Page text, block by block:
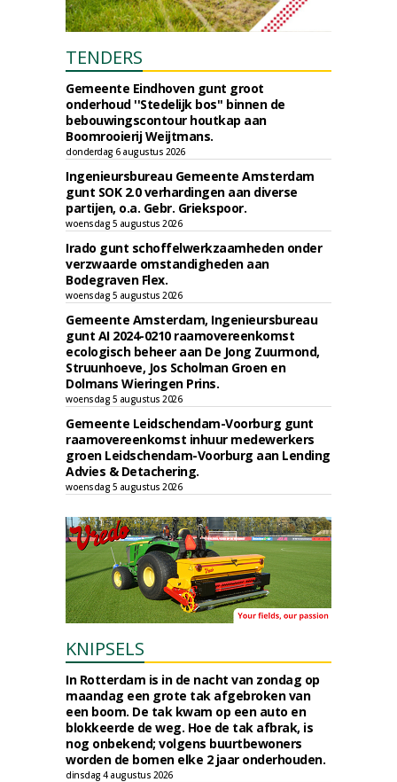
TENDERS
Gemeente Eindhoven gunt groot
onderhoud ''Stedelijk bos'' binnen de
bebouwingscontour houtkap aan
Boomrooierij Weijtmans.
donderdag 6 augustus 2026
Ingenieursbureau Gemeente Amsterdam
gunt SOK 2.0 verhardingen aan diverse
partijen, o.a. Gebr. Griekspoor.
woensdag 5 augustus 2026
Irado gunt schoffelwerkzaamheden onder
verzwaarde omstandigheden aan
Bodegraven Flex.
woensdag 5 augustus 2026
Gemeente Amsterdam, Ingenieursbureau
gunt AI 2024-0210 raamovereenkomst
ecologisch beheer aan De Jong Zuurmond,
Struunhoeve, Jos Scholman Groen en
Dolmans Wieringen Prins.
woensdag 5 augustus 2026
Gemeente Leidschendam-Voorburg gunt
raamovereenkomst inhuur medewerkers
groen Leidschendam-Voorburg aan Lending
Advies & Detachering.
woensdag 5 augustus 2026
KNIPSELS
In Rotterdam is in de nacht van zondag op
maandag een grote tak afgebroken van
een boom. De tak kwam op een auto en
blokkeerde de weg. Hoe de tak afbrak, is
nog onbekend; volgens buurtbewoners
worden de bomen elke 2 jaar onderhouden.
dinsdag 4 augustus 2026